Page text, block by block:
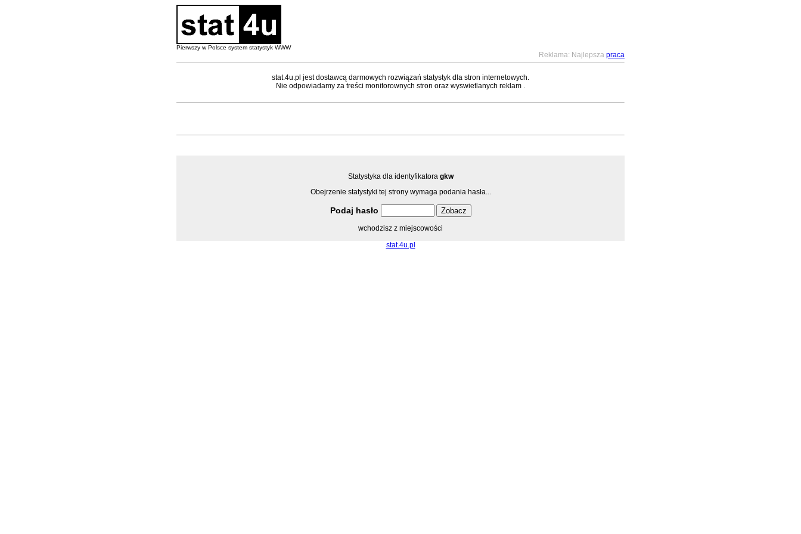
Pierwszy w Polsce system statystyk WWW
Reklama: Najlepsza praca
stat.4u.pl jest dostawcą darmowych rozwiązań statystyk dla stron internetowych.
Nie odpowiadamy za treści monitorownych stron oraz wyswietlanych reklam .
Statystyka dla identyfikatora gkw
Obejrzenie statystyki tej strony wymaga podania hasła...
Podaj hasło
wchodzisz z miejscowości
stat.4u.pl